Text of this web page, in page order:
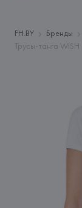
FH.BY Бренды
Трусы-танга WISH